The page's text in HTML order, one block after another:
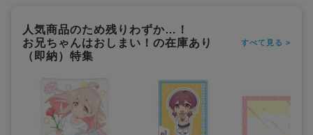
人気商品のため残りわずか…！
お兄ちゃんはおしまい！の在庫あり
（即納）特集
すべて見る >